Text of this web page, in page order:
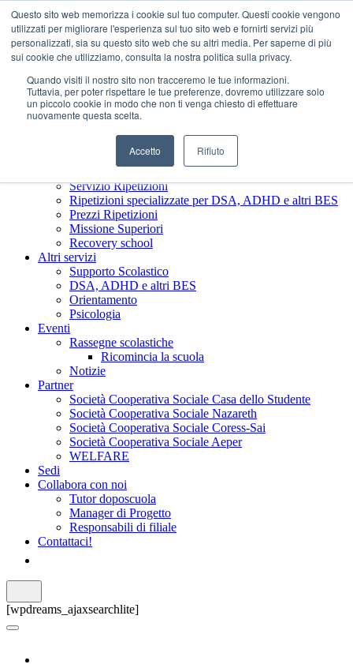
Questo sito web memorizza i cookie sul tuo computer. Questi cookie vengono
utilizzati per migliorare l'esperienza sul tuo sito web e fornirti servizi più
personalizzati, sia su questo sito web che su altri media. Per saperne di più
sui cookie che utilizziamo, consulta la nostra politica sulla privacy.
Quando visiti il ​​nostro sito non tracceremo le tue informazioni.
Tuttavia, per poter rispettare le tue preferenze, dovremo utilizzare solo
un piccolo cookie in modo che non ti venga chiesto di effettuare
nuovamente questa scelta.
Accetto Rifiuto
Il nostro staff
Servizio Ripetizioni
Ripetizioni specializzate per DSA, ADHD e altri BES
Prezzi Ripetizioni
Missione Superiori
Recovery school
Altri servizi
Supporto Scolastico
DSA, ADHD e altri BES
Orientamento
Psicologia
Eventi
Rassegne scolastiche
Ricomincia la scuola
Notizie
Partner
Società Cooperativa Sociale Casa dello Studente
Società Cooperativa Sociale Nazareth
Società Cooperativa Sociale Coress-Sai
Società Cooperativa Sociale Aeper
WELFARE
Sedi
Collabora con noi
Tutor doposcuola
Manager di Progetto
Responsabili di filiale
Contattaci!
[wpdreams_ajaxsearchlite]